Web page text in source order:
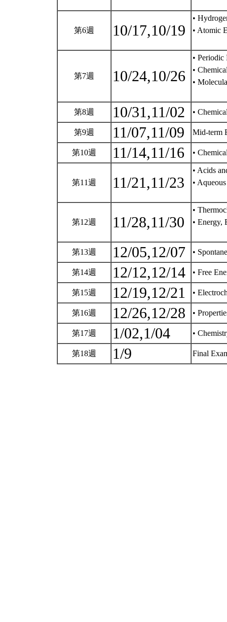
第6週 10/17,10/19
•
• Atomic
第7週 10/24,10/26
• Periodic
•
•
第8週 10/31,11/02 •
第9週 11/07,11/09 Mid-term
第10週 11/14,11/16 •
第11週 11/21,11/23
• Acids
•
第12週 11/28,11/30
•
• Energy,
第13週 12/05,12/07 •
第14週 12/12,12/14 • Free
第15週 12/19,12/21 •
第16週 12/26,12/28 •
第17週 1/02,1/04 •
第18週 1/9 Final